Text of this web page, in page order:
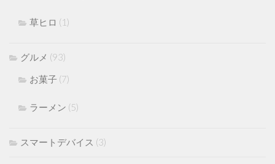
草ヒロ (1)
グルメ (93)
お菓子 (7)
ラーメン (5)
スマートデバイス (3)